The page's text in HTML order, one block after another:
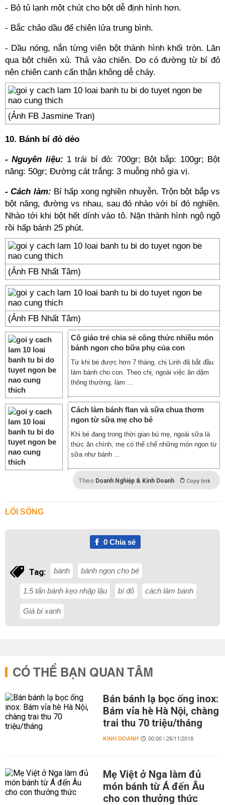
- Bỏ tủ lạnh một chút cho bột dễ định hình hơn.
- Bắc chảo dầu để chiên lửa trung bình.
- Dầu nóng, nắn từng viên bột thành hình khối tròn. Lăn
qua bột chiên xù. Thả vào chiên. Do có đường từ bí đỏ
nên chiên canh cẩn thận không dễ cháy.
(Ảnh FB Jasmine Tran)
10. Bánh bí đỏ dẻo
- Nguyên liệu: 1 trái bí đỏ: 700gr; Bột bắp: 100gr; Bột
năng: 50gr; Đường cát trắng: 3 muỗng nhỏ gia vị.
- Cách làm: Bí hấp xong nghiền nhuyễn. Trộn bột bắp vs
bột năng, đường vs nhau, sau đó nhào với bí đó nghiền.
Nhào tới khi bột hết dính vào tô. Nặn thành hình ngộ ngộ
rồi hấp bánh 25 phút.
(Ảnh FB Nhất Tâm)
(Ảnh FB Nhất Tâm)
Cô giáo trẻ chia sẻ công thức nhiều món
bánh ngon cho bữa phụ của con
Từ khi bé được hơn 7 tháng, chị Linh đã bắt đầu
làm bánh cho con. Theo chị, ngoài việc ăn dặm
thông thường, làm ...
Cách làm bánh flan và sữa chua thơm
ngon từ sữa mẹ cho bé
Khi bé đang trong thời gian bú mẹ, ngoài sữa là
thức ăn chính, mẹ có thể chế những món ngon từ
sữa như bánh ...
Theo Doanh Nghiệp & Kinh Doanh Copy link
LỐI SỐNG
0Chia sẻ
Tag: bánh bánh ngon cho bé
1.5 tấn bánh kẹo nhập lậu bí đỏ cách làm bánh
Giá bí xanh
CÓ THỂ BẠN QUAN TÂM
Bán bánh lạ bọc ống inox:
Bám vỉa hè Hà Nội, chàng
trai thu 70 triệu/tháng
KINH DOANH 00:00 | 26/11/2018
Mẹ Việt ở Nga làm đủ
món bánh từ Á đến Âu
cho con thưởng thức